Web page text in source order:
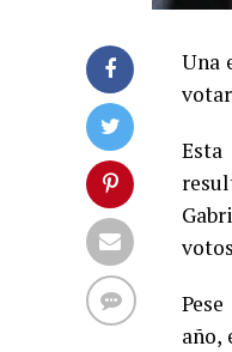
Una
año,